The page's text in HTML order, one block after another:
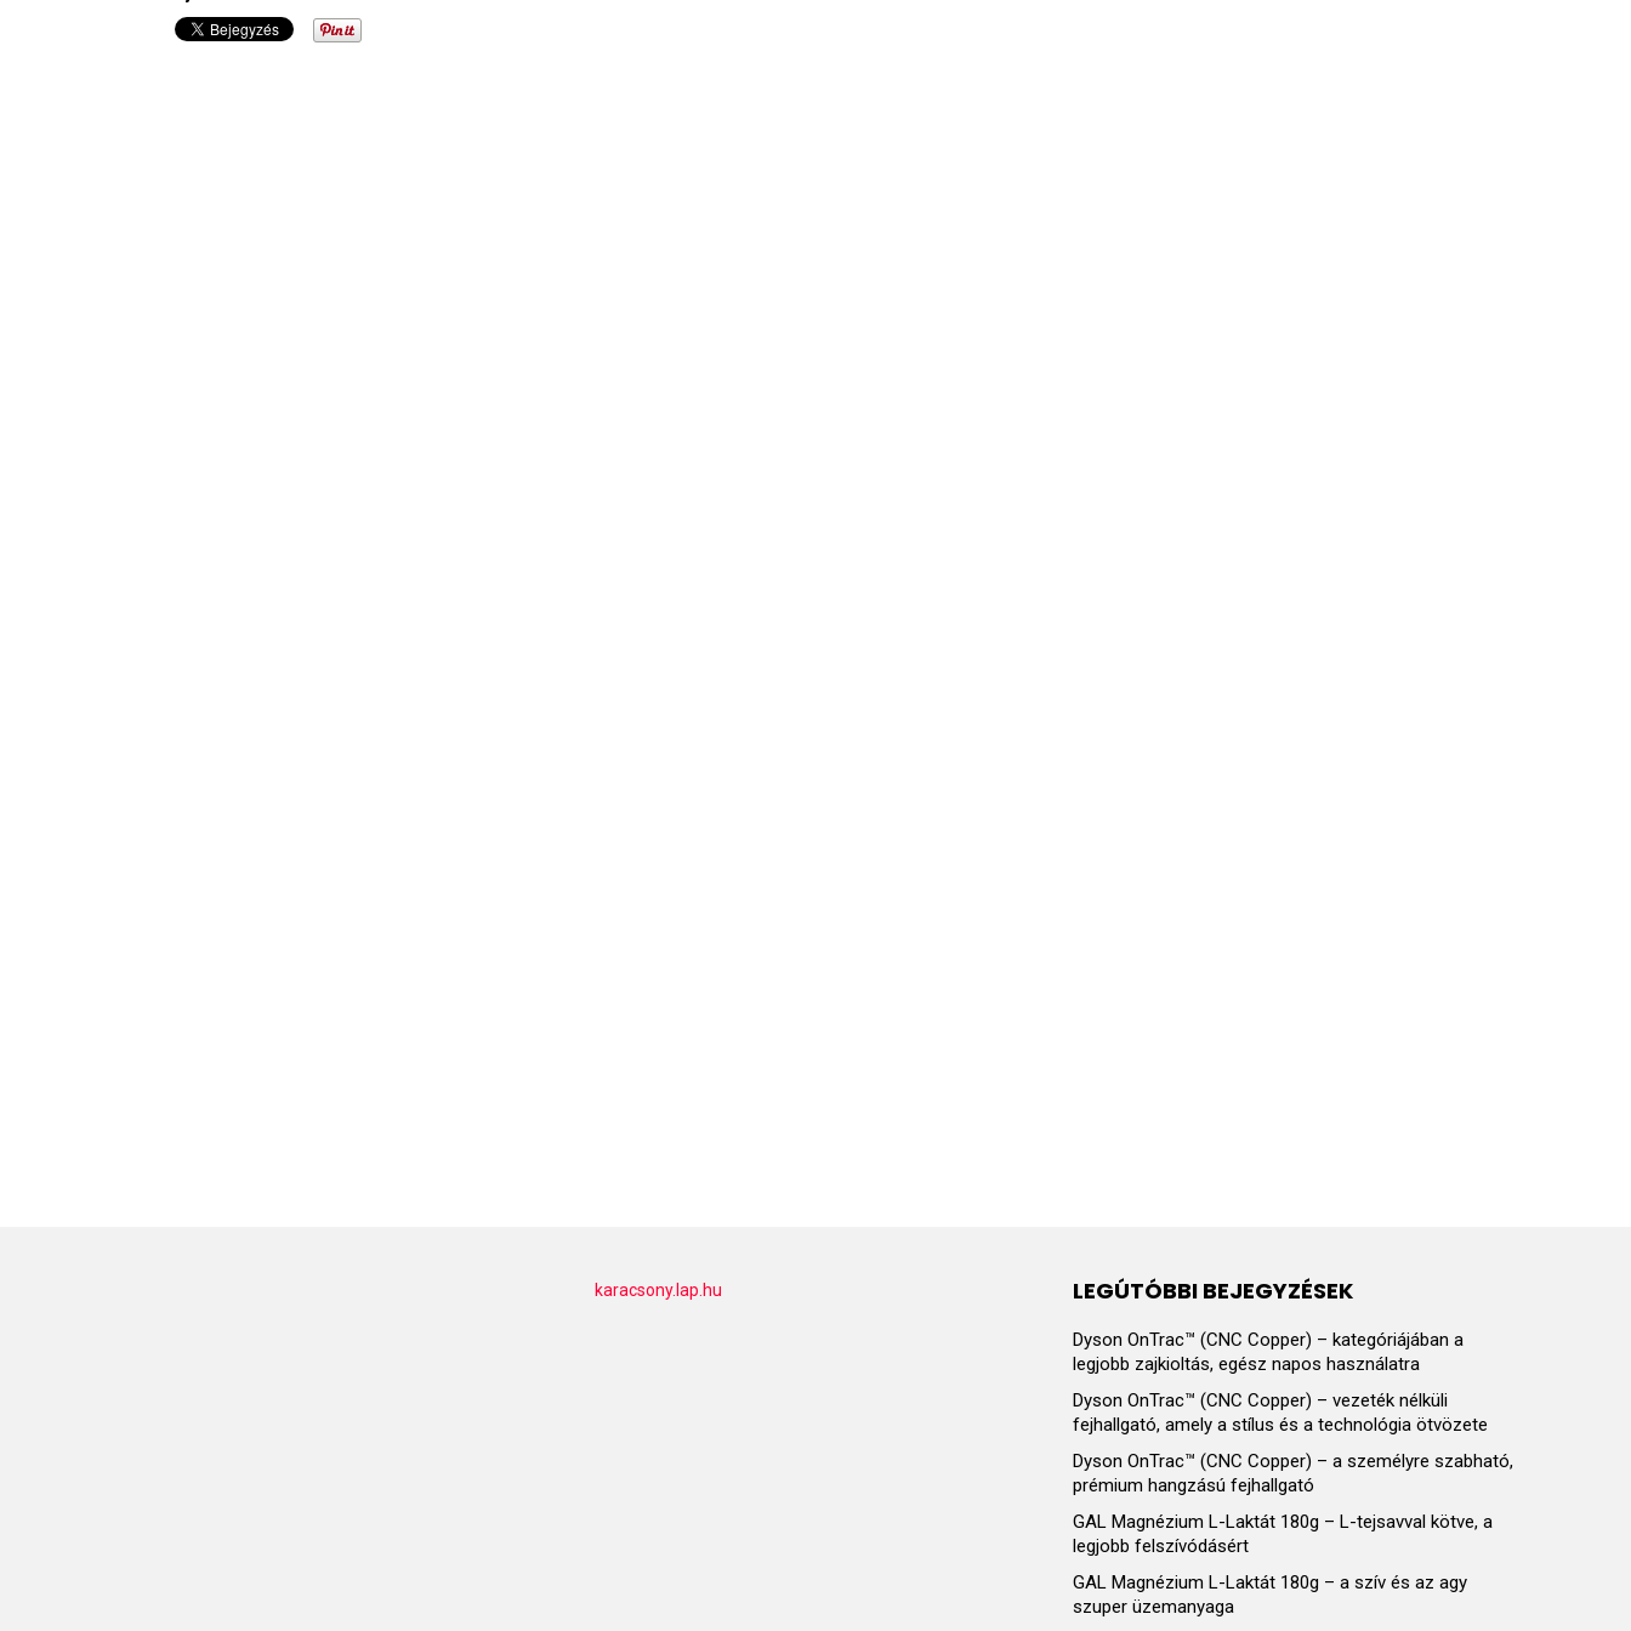
karacsony.lap.hu LEGÚTÓBBI BEJEGYZÉSEK
Dyson OnTrac™ (CNC Copper) – kategóriájában a
legjobb zajkioltás, egész napos használatra
Dyson OnTrac™ (CNC Copper) – vezeték nélküli
fejhallgató, amely a stílus és a technológia ötvözete
Dyson OnTrac™ (CNC Copper) – a személyre szabható,
prémium hangzású fejhallgató
GAL Magnézium L-Laktát 180g – L-tejsavval kötve, a
legjobb felszívódásért
GAL Magnézium L-Laktát 180g – a szív és az agy
szuper üzemanyaga